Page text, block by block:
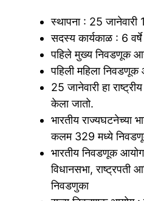
स्थापना : 25 जानेवारी
सदस्य कार्यकाळ : 6
पहिले मुख्य निवडणूक
पहिली महिला
25 जानेवारी हा
केला जातो.
भारतीय राज्यघटनेच्या
कलम 329 मध्ये
भारतीय निवडणूक
विधानसभा, राष्ट्रपती
निवडणुका